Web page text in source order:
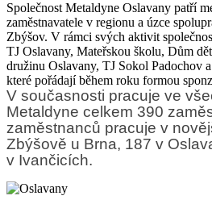
Společnost Metaldyne Oslavany patří
zaměstnavatele v regionu a úzce
Zbýšov. V rámci svých aktivit
TJ Oslavany, Mateřskou školu, Dům
družinu Oslavany, TJ Sokol Padochov
které pořádají během roku formou
V současnosti pracuje ve
Metaldyne celkem 390
zaměstnanců pracuje v
Zbýšově u Brna, 187 v
v Ivančicích.